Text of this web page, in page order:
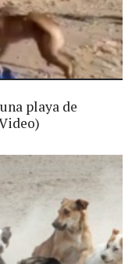
playa de